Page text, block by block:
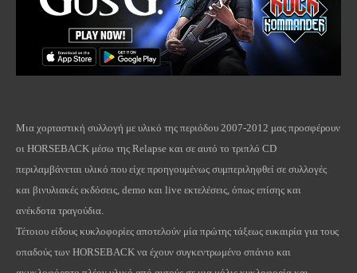
Μια χορταστική συλλογή με υλικό της περιόδου 2007-2012 μας προσφέρουν
οι HORSEBACK μέσω της Relapse και σε αυτό το τριπλό CD
περιλαμβάνεται υλικό που είχε προηγουμένως συμπεριληφθεί σε συλλογές
και βινυλιακές εκδόσεις, demo και live εκτελέσεις, όπως επίσης και
ανέκδοτα τραγούδια.
Τέτοιου είδους κυκλοφορίες αποτελούν μία πρώτης τάξεως ευκαιρία για τους
οπαδούς των HORSEBACK να έχουν συγκεντρωμένο σπάνιο και